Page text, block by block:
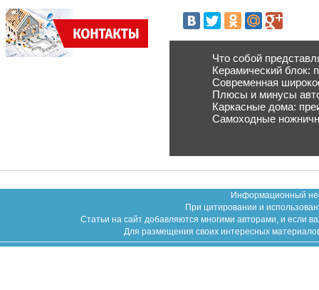
Что собой
Керамический блок:
Современная
Плюсы и минусы
Каркасные дома:
Самоходные
Информационный
При цитировании и
Статьи на сайт добавляются многими авторами, и если
Для размещения своих интересных